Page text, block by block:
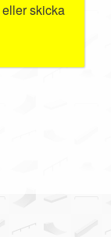
eller skicka